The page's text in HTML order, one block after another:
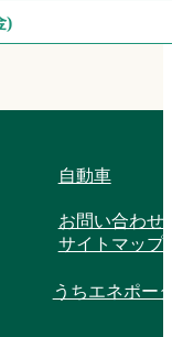
)
自動車
お問い合わせ
サイトマップ
うちエネポー